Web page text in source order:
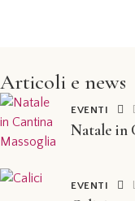
Articoli e news
EVENTI
Natale in
EVENTI